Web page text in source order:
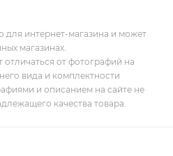
для интернет-магазина и может
магазинах.
от фотографий на
вида и комплектности
и описанием на сайте не
качества товара.